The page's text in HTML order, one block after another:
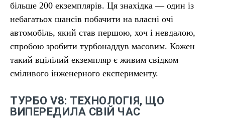
більше 200 екземплярів. Ця знахідка — один із
небагатьох шансів побачити на власні очі
автомобіль, який став першою, хоч і невдалою,
спробою зробити турбонаддув масовим. Кожен
такий вцілілий екземпляр є живим свідком
сміливого інженерного експерименту.
ТУРБО V8: ТЕХНОЛОГІЯ, ЩО
ВИПЕРЕДИЛА СВІЙ ЧАС